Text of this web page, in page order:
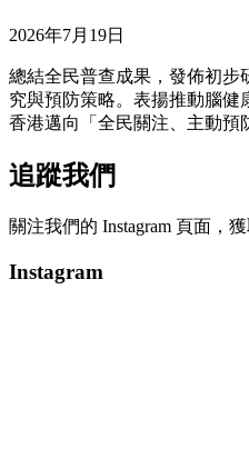
2026年7月19日
總結全民普查成果，發佈初步
究與預防策略。表揚推動腦健
香港邁向「全民關注、主動預
追蹤我們
關注我們的 Instagram 頁面，
Instagram